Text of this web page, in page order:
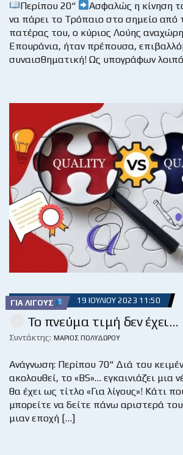
Περίπου 20“
Ασφαλώς η κίνηση
να πάρει το Τρόπαιο στο σημείο από
πατέρας του, ο κύριος Λούης
Επουράνια, ήταν πρέπουσα,
συναισθηματική! Ως υπογράφων
ΓΙΑ ΛΊΓΟΥΣ 19 ΙΟΥΛΊΟΥ 2023 11:50
Το πνεύμα τιμή δεν έχει…
Συντάκτης: ΜΆΡΙΟΣ ΠΟΛΥΔΏΡΟΥ
Ανάγνωση: Περίπου 70“ Διά του
ακολουθεί, το «BS»… εγκαινιάζει μια
θα έχει ως τίτλο «Για λίγους»! Κάτι
μπορείτε να δείτε πάνω αριστερά
μιαν εποχή […]